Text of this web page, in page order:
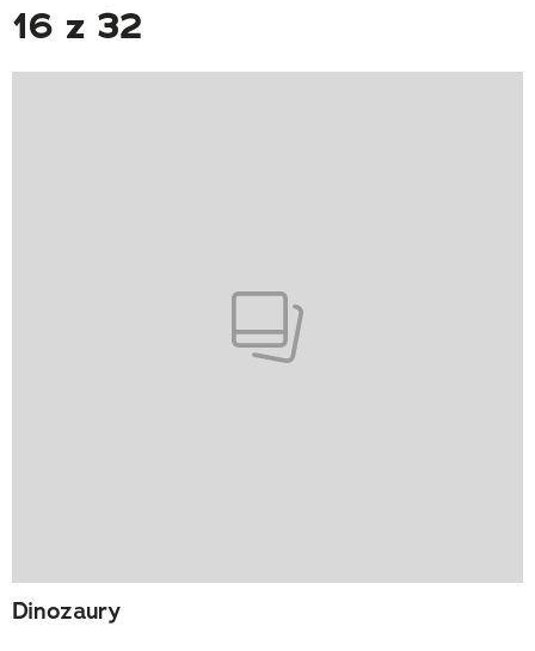
16 z 32
Dinozaury